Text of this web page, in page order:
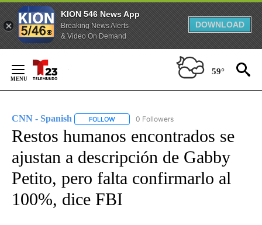
KION 546 News App
Breaking News Alerts
& Video On Demand
DOWNLOAD
Content
59°
CNN - Spanish FOLLOW FOLLOW "CNN - SPANISH" TO RECEIVE
0 Followers
Restos humanos encontrados se
ajustan a descripción de Gabby
Petito, pero falta confirmarlo al
100%, dice FBI